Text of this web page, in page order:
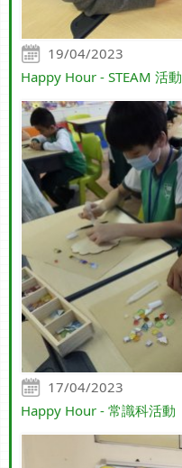
19/04/2023
Happy Hour - STEAM 活動
17/04/2023
Happy Hour - 常識科活動